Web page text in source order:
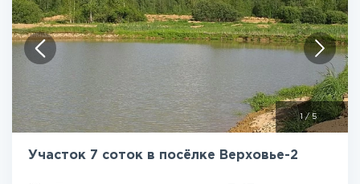
1/ 5
Участок 7 соток в посёлке Верховье-2